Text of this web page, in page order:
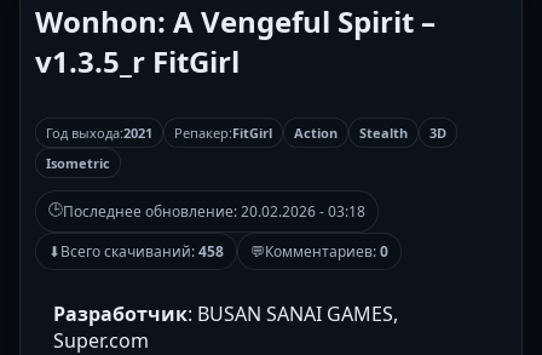
Wonhon: A Vengeful Spirit –
v1.3.5_r FitGirl
Год выхода:2021 Репакер:FitGirl Action Stealth
3D
Isometric
🕒Последнее обновление:20.02.2026 - 03:18
⬇Всего скачиваний:458 💬Комментариев:0
Разработчик: BUSAN SANAI GAMES,
Super.com